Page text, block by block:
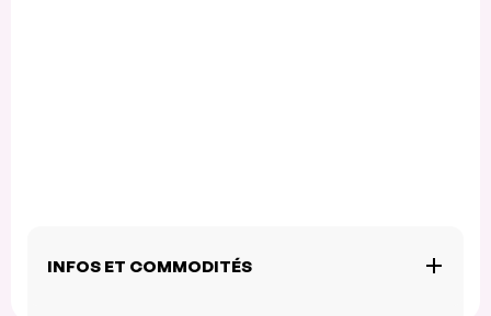
INFOS ET COMMODITÉS